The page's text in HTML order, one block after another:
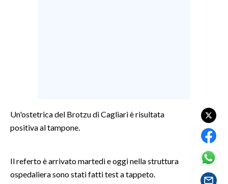
GOSSIP
SARDEGNA TURISMO
Un'ostetrica del Brotzu di Cagliari è risultata
positiva al tampone.
Il referto è arrivato martedì e oggi nella struttura
ospedaliera sono stati fatti test a tappeto.